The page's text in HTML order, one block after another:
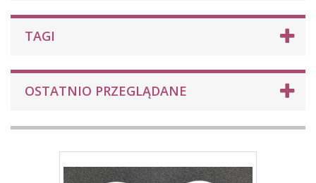
TAGI
OSTATNIO PRZEGLĄDANE